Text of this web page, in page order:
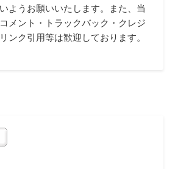
ようお願いいたします。また、当
メント・トラックバック・クレジ
ンク引用等は歓迎しております。